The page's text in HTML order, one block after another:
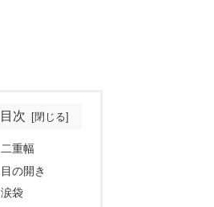
目次
二重幅
目の開き
涙袋